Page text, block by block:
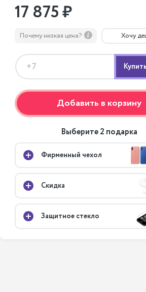
17 875 ₽
Почему низкая цена? Хочу
Добавить в корзину
Выберите 2 подарка
Фирменный чехол
Скидка
Защитное стекло